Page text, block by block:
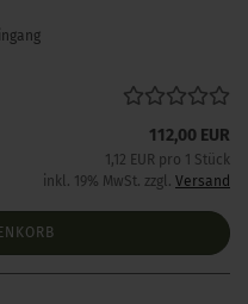
112,00 EUR
1,12 EUR pro 1 Stück
inkl. 19% MwSt. zzgl. Versand